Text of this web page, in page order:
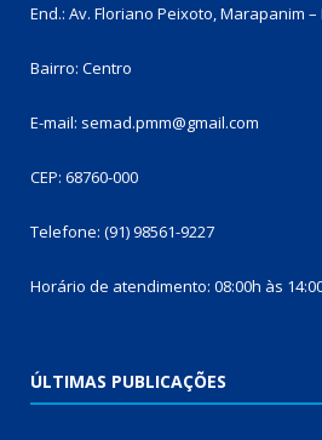
End.: Av. Floriano Peixoto, Marapanim –
Bairro: Centro
E-mail: semad.pmm@gmail.com
CEP: 68760-000
Telefone: (91) 98561-9227
Horário de atendimento: 08:00h às
ÚLTIMAS PUBLICAÇÕES